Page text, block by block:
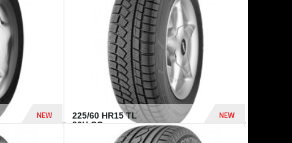
NEW
225/60 HR15 TL
96H CO...
NEW